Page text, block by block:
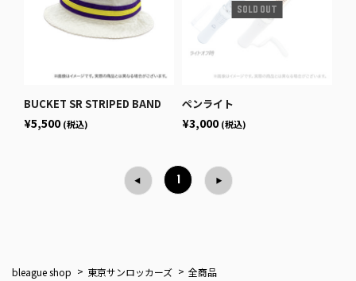
BUCKET SR STRIPED BAND
¥5,500 (税込)
ペンライト
¥3,000 (税込)
1
bleague shop 東京サンロッカーズ 全商品